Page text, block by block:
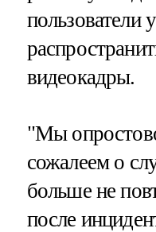
пользователи
видеокадры.
"Мы
сожалеем о
больше не
после